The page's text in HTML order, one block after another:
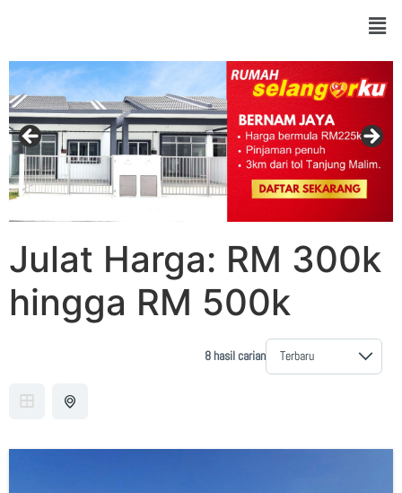
Julat Harga: RM 300k
hingga RM 500k
8 hasil carian